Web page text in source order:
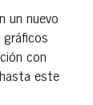
un nuevo
gráficos
con
este